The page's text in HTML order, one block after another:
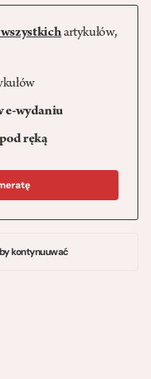
artykułów,
e-wydaniu
ręką
kontynuuwać